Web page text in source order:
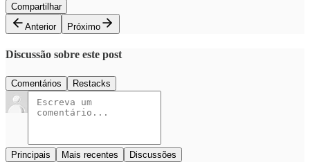
Compartilhar
Anterior
Próximo
Discussão sobre este post
Comentários Restacks
Principais Mais recentes Discussões